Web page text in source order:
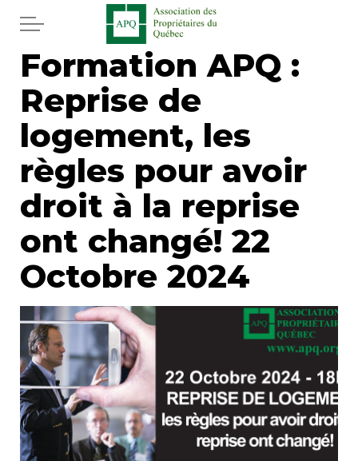
Aller au contenu principal
Accueil
Services
Actualités
Journal
Juridique
Mot de l'éditeur
Divers
Immobilier
Réglementation
Formation APQ :
Reprise de
logement, les
règles pour avoir
droit à la reprise
ont changé! 22
Octobre 2024